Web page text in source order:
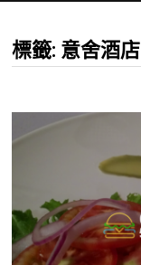
標籤: 意舍酒店